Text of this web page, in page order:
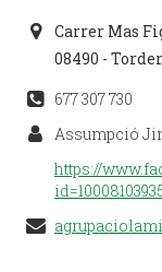
Carrer Mas
08490 -
677 307 730
Assumpció
https://